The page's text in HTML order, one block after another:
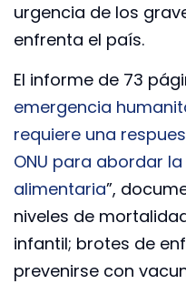
urgencia de los
enfrenta el país.
El informe de 73
emergencia
requiere una
ONU para abordar
alimentaria”,
niveles de
infantil; brotes de
prevenirse con